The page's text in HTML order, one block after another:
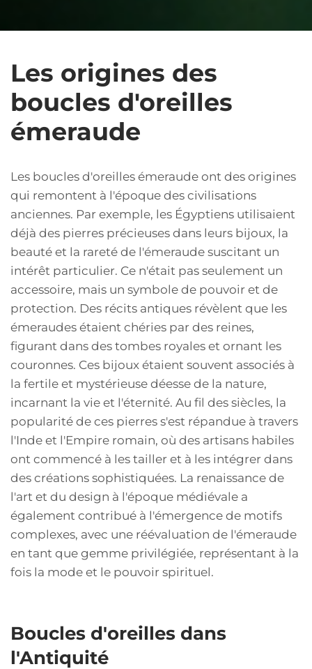
Les origines des
boucles d'oreilles
émeraude
Les boucles d'oreilles émeraude ont des origines
qui remontent à l'époque des civilisations
anciennes. Par exemple, les Égyptiens utilisaient
déjà des pierres précieuses dans leurs bijoux, la
beauté et la rareté de l'émeraude suscitant un
intérêt particulier. Ce n'était pas seulement un
accessoire, mais un symbole de pouvoir et de
protection. Des récits antiques révèlent que les
émeraudes étaient chéries par des reines,
figurant dans des tombes royales et ornant les
couronnes. Ces bijoux étaient souvent associés à
la fertile et mystérieuse déesse de la nature,
incarnant la vie et l'éternité. Au fil des siècles, la
popularité de ces pierres s'est répandue à travers
l'Inde et l'Empire romain, où des artisans habiles
ont commencé à les tailler et à les intégrer dans
des créations sophistiquées. La renaissance de
l'art et du design à l'époque médiévale a
également contribué à l'émergence de motifs
complexes, avec une réévaluation de l'émeraude
en tant que gemme privilégiée, représentant à la
fois la mode et le pouvoir spirituel.
Boucles d'oreilles dans
l'Antiquité